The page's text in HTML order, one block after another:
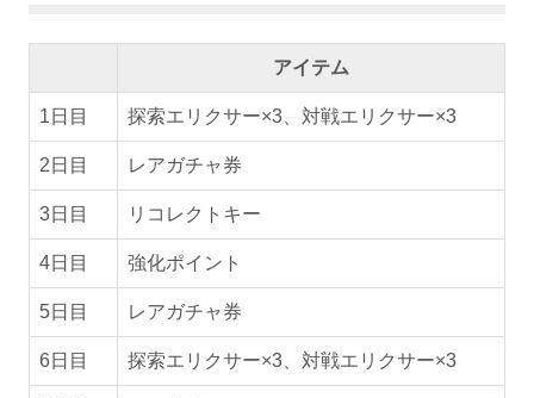
アイテム
1日目 探索エリクサー×3、対戦エリクサー×3
2日目 レアガチャ券
3日目 リコレクトキー
4日目 強化ポイント
5日目 レアガチャ券
6日目 探索エリクサー×3、対戦エリクサー×3